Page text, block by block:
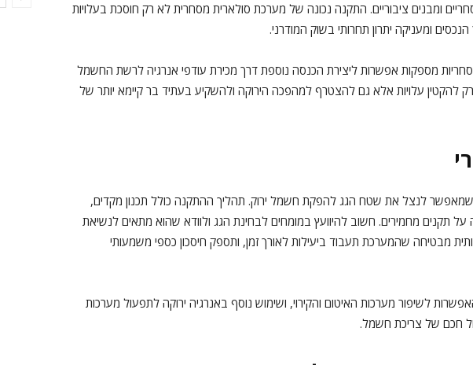
ומבנים ציבוריים. התקנה נכונה של מערכת סולארית מסחרית לא רק חוסכת בעלויות
ומעניקה יתרון תחרותי בשוק המודרני.
מספקות אפשרות ליצירת הכנסה נוספת דרך מכירת עודפי אנרגיה לרשת החשמל
להקטין עלויות אלא גם להצטרף למהפכה הירוקה ולהשקיע בעתיד בר קיימא יותר של
לנצל את שטח הגג להפקת חשמל ירוק. תהליך ההתקנה כולל תכנון מקדים,
תקנים מחמירים. חשוב להיוועץ במומחים לבחינת הגג ולוודא שהוא מתאים לנשיאת
מבטיחה שהמערכת תעבוד ביעילות לאורך זמן, ותספק חיסכון כספי משמעותי
לשיפור מערכות האיטום והקירוי, ושימוש נוסף באנרגיה ירוקה לתפעול מערכות
חכם של צריכת חשמל.